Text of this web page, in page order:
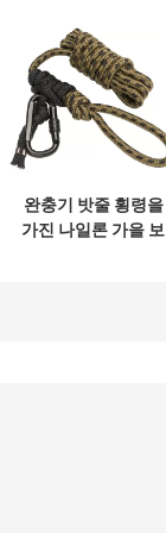
완충기 밧줄 횡령을
가진 나일론 가을 보